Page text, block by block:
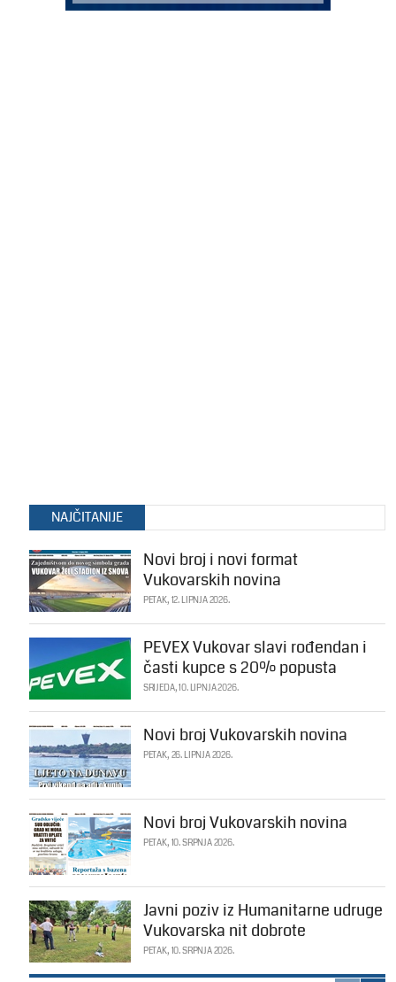
NAJČITANIJE
Novi broj i novi format
Vukovarskih novina
PETAK, 12. LIPNJA 2026.
PEVEX Vukovar slavi rođendan i
časti kupce s 20% popusta
SRIJEDA, 10. LIPNJA 2026.
Novi broj Vukovarskih novina
PETAK, 26. LIPNJA 2026.
Novi broj Vukovarskih novina
PETAK, 10. SRPNJA 2026.
Javni poziv iz Humanitarne udruge
Vukovarska nit dobrote
PETAK, 10. SRPNJA 2026.